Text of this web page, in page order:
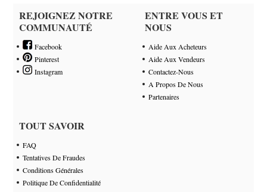
REJOIGNEZ NOTRE
COMMUNAUTÉ
Facebook
Pinterest
Instagram
ENTRE VOUS ET
NOUS
Aide Aux Acheteurs
Aide Aux Vendeurs
Contactez-Nous
A Propos De Nous
Partenaires
TOUT SAVOIR
FAQ
Tentatives De Fraudes
Conditions Générales
Politique De Confidentialité